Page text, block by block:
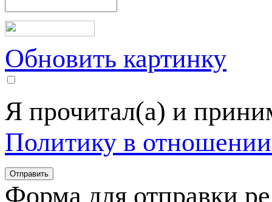
Обновить картинку
Я прочитал(а) и
Политику в
Форма для отправки